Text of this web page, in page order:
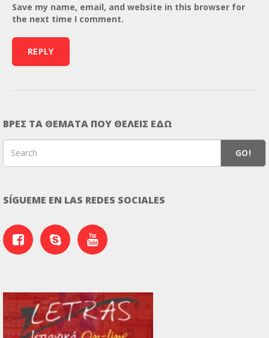
Save my name, email, and website in this browser for
the next time I comment.
ΒΡΕΣ ΤΑ ΘΕΜΑΤΑ ΠΟΥ ΘΕΛΕΙΣ ΕΔΩ
GO!
SÍGUEME EN LAS REDES SOCIALES